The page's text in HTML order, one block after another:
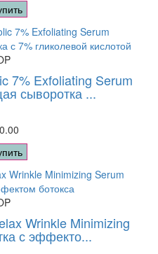
7% Exfoliating Serum
сыворотка ...
Wrinkle Minimizing
с эффекто...